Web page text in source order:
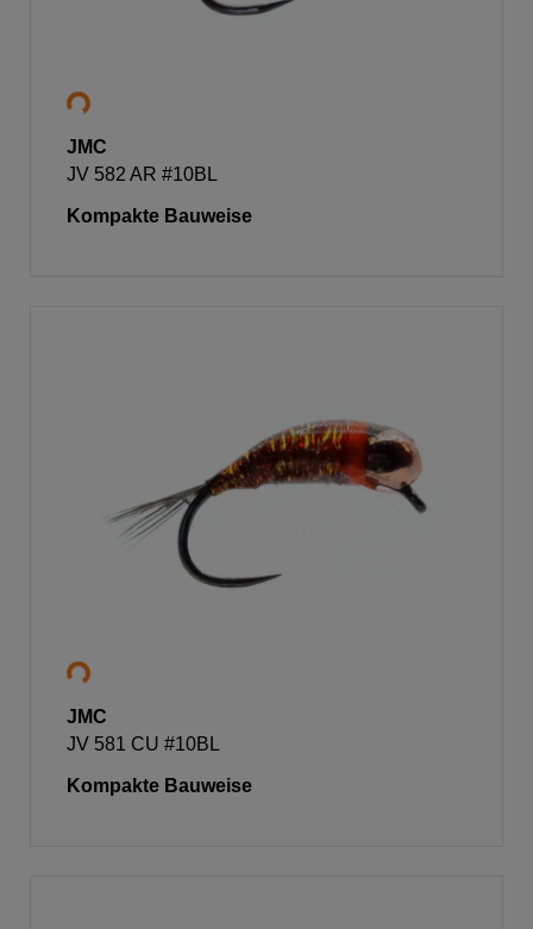
JMC
JV 582 AR #10BL
Kompakte Bauweise
JMC
JV 581 CU #10BL
Kompakte Bauweise